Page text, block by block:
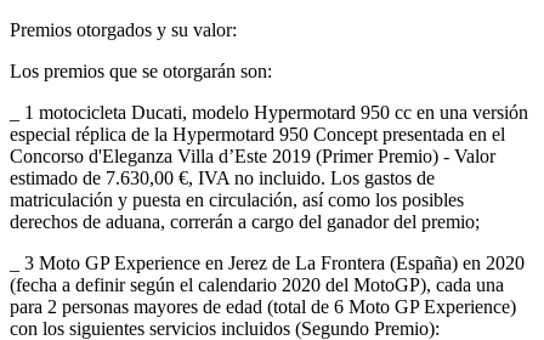
Premios otorgados y su valor:
Los premios que se otorgarán son:
_ 1 motocicleta Ducati, modelo Hypermotard 950 cc en una versión
especial réplica de la Hypermotard 950 Concept presentada en el
Concorso d'Eleganza Villa d’Este 2019 (Primer Premio) - Valor
estimado de 7.630,00 €, IVA no incluido. Los gastos de
matriculación y puesta en circulación, así como los posibles
derechos de aduana, correrán a cargo del ganador del premio;
_ 3 Moto GP Experience en Jerez de La Frontera (España) en 2020
(fecha a definir según el calendario 2020 del MotoGP), cada una
para 2 personas mayores de edad (total de 6 Moto GP Experience)
con los siguientes servicios incluidos (Segundo Premio):